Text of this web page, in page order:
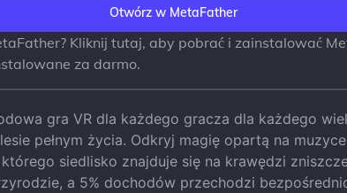
Otwórz w MetaFather
Kliknij tutaj, aby pobrać i zainstalować
za darmo.
gra VR dla każdego gracza dla każdego
pełnym życia. Odkryj magię opartą na
siedlisko znajduje się na krawędzi
a 5% dochodów przechodzi